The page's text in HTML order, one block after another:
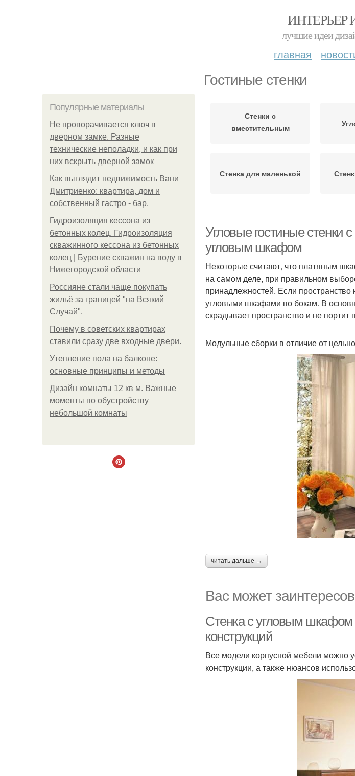
ИНТЕРЬЕР
лучшие идеи
главная
Гостиные стенки
Популярные материалы
Не проворачивается ключ в
дверном замке. Разные
технические неполадки, и как при
них вскрыть дверной замок
Как выглядит недвижимость Вани
Дмитриенко: квартира, дом и
собственный гастро - бар.
Гидроизоляция кессона из
бетонных колец. Гидроизоляция
скважинного кессона из бетонных
колец | Бурение скважин на воду в
Нижегородской области
Россияне стали чаще покупать
жильё за границей "на Всякий
Случай".
Почему в советских квартирах
ставили сразу две входные двери.
Утепление пола на балконе:
основные принципы и методы
Дизайн комнаты 12 кв м. Важные
моменты по обустройству
небольшой комнаты
Стенки с
вместительным
Стенка для маленькой
Угловые гостиные стенки
угловым шкафом
Некоторые считают, что платяным
на самом деле, при правильном
принадлежностей. Если
угловыми шкафами по бокам. В
скрадывает пространство и не
Модульные сборки в отличие от
читать дальше →
Вас может
Стенка с угловым шкафом
конструкций
Все модели корпусной мебели можно
конструкции, а также нюансов